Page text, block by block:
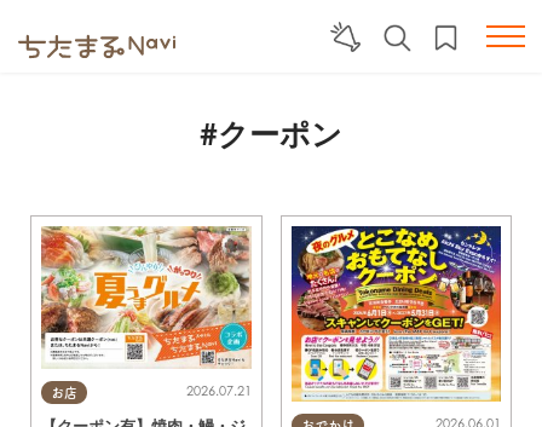
#クーポン
お店 2026.07.21
2026.06.01